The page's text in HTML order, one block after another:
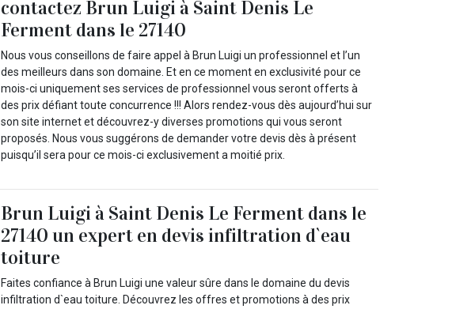
contactez Brun Luigi à Saint Denis Le
Ferment dans le 27140
Nous vous conseillons de faire appel à Brun Luigi un professionnel et l’un
des meilleurs dans son domaine. Et en ce moment en exclusivité pour ce
mois-ci uniquement ses services de professionnel vous seront offerts à
des prix défiant toute concurrence !!! Alors rendez-vous dès aujourd’hui sur
son site internet et découvrez-y diverses promotions qui vous seront
proposés. Nous vous suggérons de demander votre devis dès à présent
puisqu’il sera pour ce mois-ci exclusivement a moitié prix.
Brun Luigi à Saint Denis Le Ferment dans le
27140 un expert en devis infiltration d`eau
toiture
Faites confiance à Brun Luigi une valeur sûre dans le domaine du devis
infiltration d`eau toiture. Découvrez les offres et promotions à des prix